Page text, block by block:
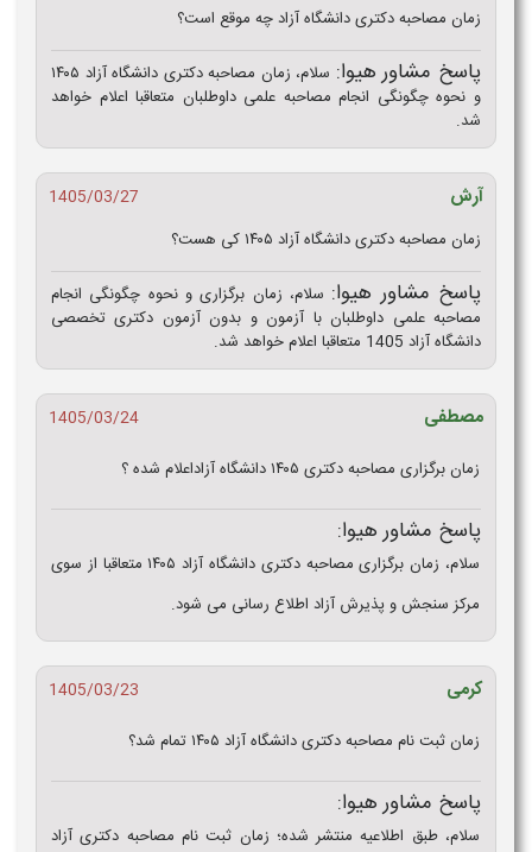
زمان مصاحبه دکتری دانشگاه آزاد چه موقع است؟
پاسخ مشاور هیوا:
سلام، زمان مصاحبه دکتری دانشگاه آزاد ۱۴۰۵
و نحوه چگونگی انجام مصاحبه علمی داوطلبان متعاقبا اعلام خواهد
شد.
آرش
1405/03/27
زمان مصاحبه دکتری دانشگاه آزاد ۱۴۰۵ کی هست؟
پاسخ مشاور هیوا: سلام، زمان برگزاری و نحوه چگونگی انجام
مصاحبه علمی داوطلبان با آزمون و بدون آزمون دکتری تخصصی
دانشگاه آزاد 1405 متعاقبا اعلام خواهد شد.
مصطفی
1405/03/24
زمان برگزاری مصاحبه دکتری ۱۴۰۵ دانشگاه آزاداعلام شده ؟
پاسخ مشاور هیوا:
سلام، زمان برگزاری مصاحبه دکتری دانشگاه آزاد ۱۴۰۵ متعاقبا از سوی
مرکز سنجش و پذیرش آزاد اطلاع رسانی می شود.
کرمی
1405/03/23
زمان ثبت نام مصاحبه دکتری دانشگاه آزاد ۱۴۰۵ تمام شد؟
پاسخ مشاور هیوا:
سلام، طبق اطلاعیه منتشر شده؛ زمان ثبت نام مصاحبه دکتری آزاد